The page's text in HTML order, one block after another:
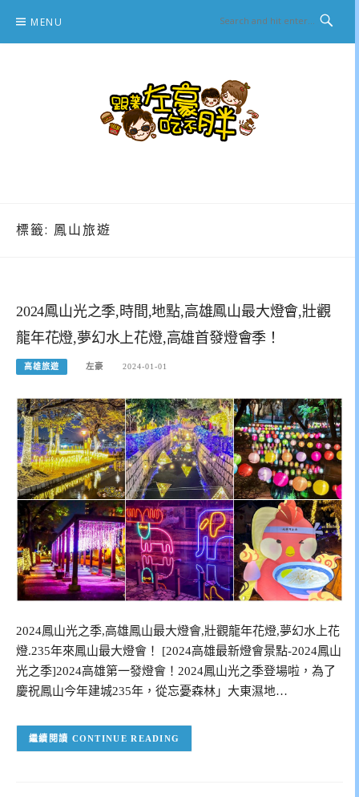
content
MENU
標籤: 鳳山旅遊
2024鳳山光之季,時間,地點,高雄鳳山最大燈會,壯觀
龍年花燈,夢幻水上花燈,高雄首發燈會季！
高雄旅遊 左豪 2024-01-01
2024鳳山光之季,高雄鳳山最大燈會,壯觀龍年花燈,夢幻水上花
燈.235年來鳳山最大燈會！ [2024高雄最新燈會景點-2024鳳山
光之季]2024高雄第一發燈會！2024鳳山光之季登場啦，為了
慶祝鳳山今年建城235年，從忘憂森林」大東濕地…
CONTINUE READING